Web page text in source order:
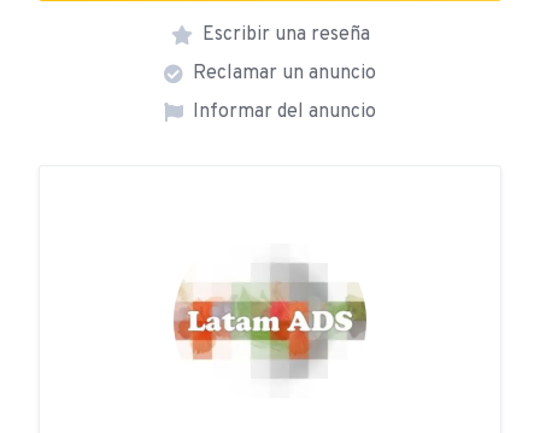
Escribir una reseña
Reclamar un anuncio
Informar del anuncio